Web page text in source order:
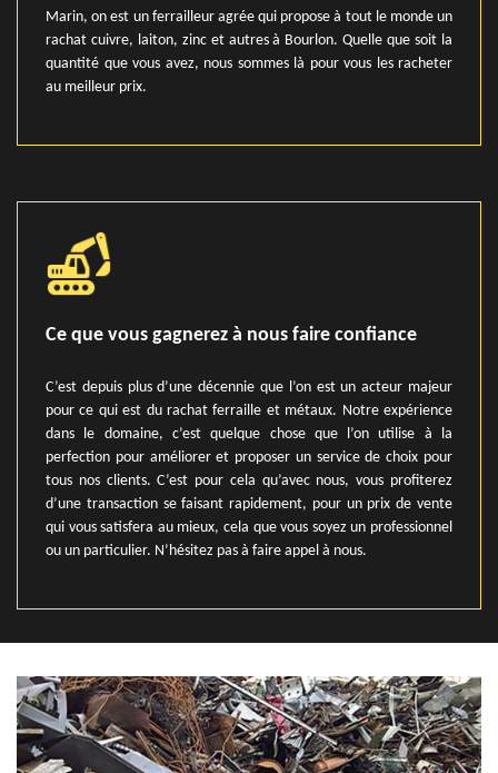
Marin, on est un ferrailleur agrée qui propose à tout le monde un
rachat cuivre, laiton, zinc et autres à Bourlon. Quelle que soit la
quantité que vous avez, nous sommes là pour vous les racheter
au meilleur prix.
Ce que vous gagnerez à nous faire confiance
C’est depuis plus d’une décennie que l’on est un acteur majeur
pour ce qui est du rachat ferraille et métaux. Notre expérience
dans le domaine, c’est quelque chose que l’on utilise à la
perfection pour améliorer et proposer un service de choix pour
tous nos clients. C’est pour cela qu’avec nous, vous profiterez
d’une transaction se faisant rapidement, pour un prix de vente
qui vous satisfera au mieux, cela que vous soyez un professionnel
ou un particulier. N’hésitez pas à faire appel à nous.